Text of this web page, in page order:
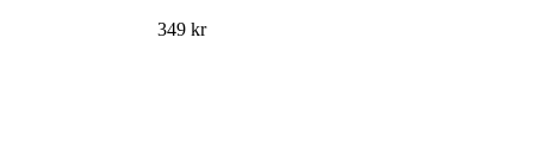
349 kr